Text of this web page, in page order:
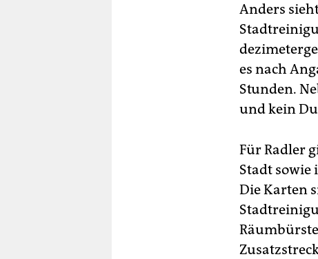
Anders
es nach
Stunden.
und kein
Für Radler
Stadt
Die Karten